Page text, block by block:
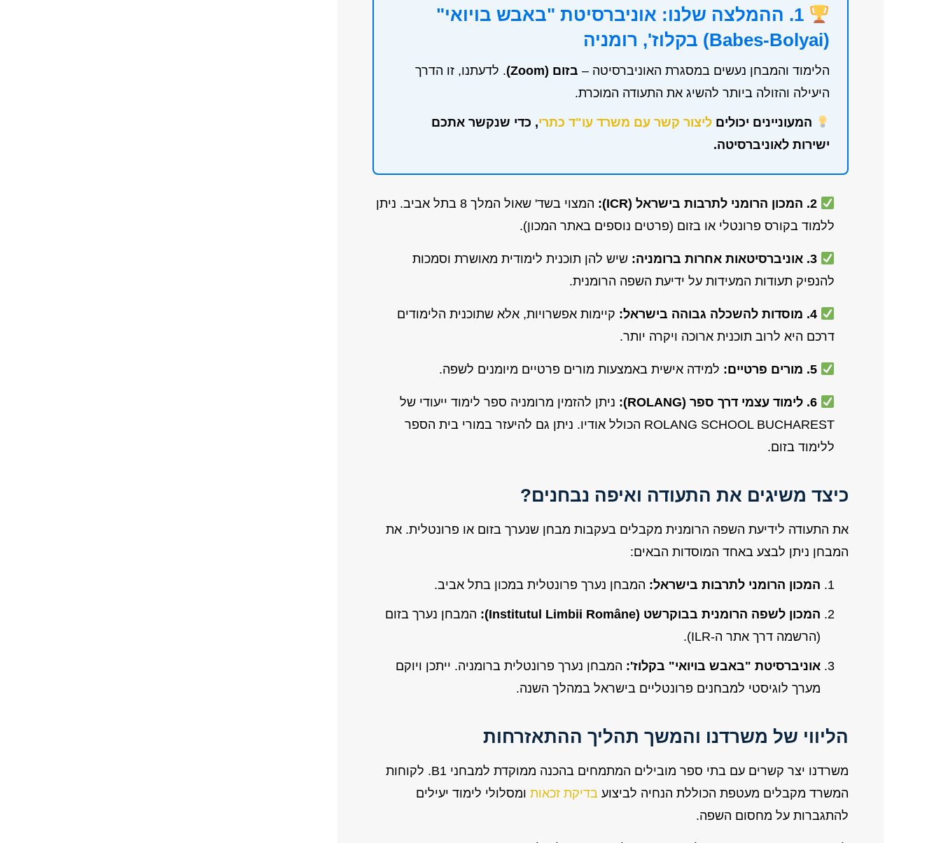
1. ההמלצה שלנו: אוניברסיטת "באבש בויואי"
(Babes-Bolyai) בקלוז', רומניה
הלימוד והמבחן נעשים במסגרת האוניברסיטה – בזום (Zoom)
. לדעתנו, זו הדרך
היעילה והזולה ביותר להשיג את התעודה המוכרת.
המעוניינים יכוליםליצור קשר עם משרד עו"ד כתרי, כדי שנקשר אתכם
ישירות לאוניברסיטה.
2. המכון הרומני לתרבות בישראל (ICR):
המצוי בשד' שאול המלך 8 בתל אביב. ניתן
ללמוד בקורס פרונטלי או בזום (פרטים נוספים באתר המכון).
3. אוניברסיטאות אחרות ברומניה:
שיש להן תוכנית לימודית מאושרת וסמכות
להנפיק תעודות המעידות על ידיעת השפה הרומנית.
4. מוסדות להשכלה גבוהה בישראל:
קיימות אפשרויות, אלא שתוכנית הלימודים
דרכם היא לרוב תוכנית ארוכה ויקרה יותר.
5. מורים פרטיים: למידה אישית באמצעות מורים פרטיים מיומנים לשפה.
6. לימוד עצמי דרך ספר (ROLANG):
ניתן להזמין מרומניה ספר לימוד ייעודי של
ROLANG SCHOOL BUCHAREST הכולל אודיו. ניתן גם להיעזר במורי בית הספר
ללימוד בזום.
כיצד משיגים את התעודה ואיפה נבחנים?
את התעודה לידיעת השפה הרומנית מקבלים בעקבות מבחן שנערך בזום או פרונטלית. את
המבחן ניתן לבצע באחד המוסדות הבאים:
המכון הרומני לתרבות בישראל: המבחן נערך פרונטלית במכון בתל אביב.
המכון לשפה הרומנית בבוקרשט (Institutul Limbii Române):
המבחן נערך בזום
(הרשמה דרך אתר ה-ILR).
אוניברסיטת "באבש בויואי" בקלוז': המבחן נערך פרונטלית ברומניה. ייתכן ויוקם
מערך לוגיסטי למבחנים פרונטליים בישראל במהלך השנה.
הליווי של משרדנו והמשך תהליך ההתאזרחות
משרדנו יצר קשרים עם בתי ספר מובילים המתמחים בהכנה ממוקדת למבחני B1. לקוחות
המשרד מקבלים מעטפת הכוללת הנחיה לביצוע בדיקת זכאות ומסלולי לימוד יעילים
להתגברות על מחסום השפה.